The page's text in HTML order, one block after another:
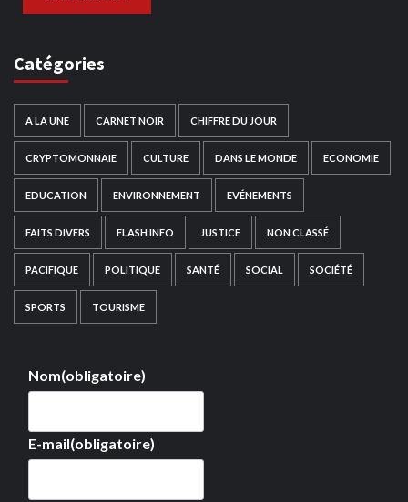
Catégories
A LA UNE CARNET NOIR CHIFFRE DU JOUR
CRYPTOMONNAIE CULTURE DANS LE MONDE ECONOMIE
EDUCATION ENVIRONNEMENT EVÉNEMENTS
FAITS DIVERS FLASH INFO JUSTICE NON CLASSÉ
PACIFIQUE POLITIQUE SANTÉ SOCIAL SOCIÉTÉ
SPORTS TOURISME
Nom(obligatoire)
E-mail(obligatoire)